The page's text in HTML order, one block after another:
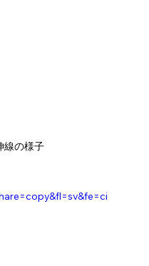
線の様子